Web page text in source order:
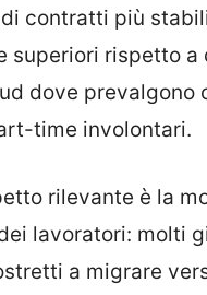
contratti più
superiori rispetto a
dove prevalgono
time involontari.
rilevante è la
lavoratori: molti
a migrare